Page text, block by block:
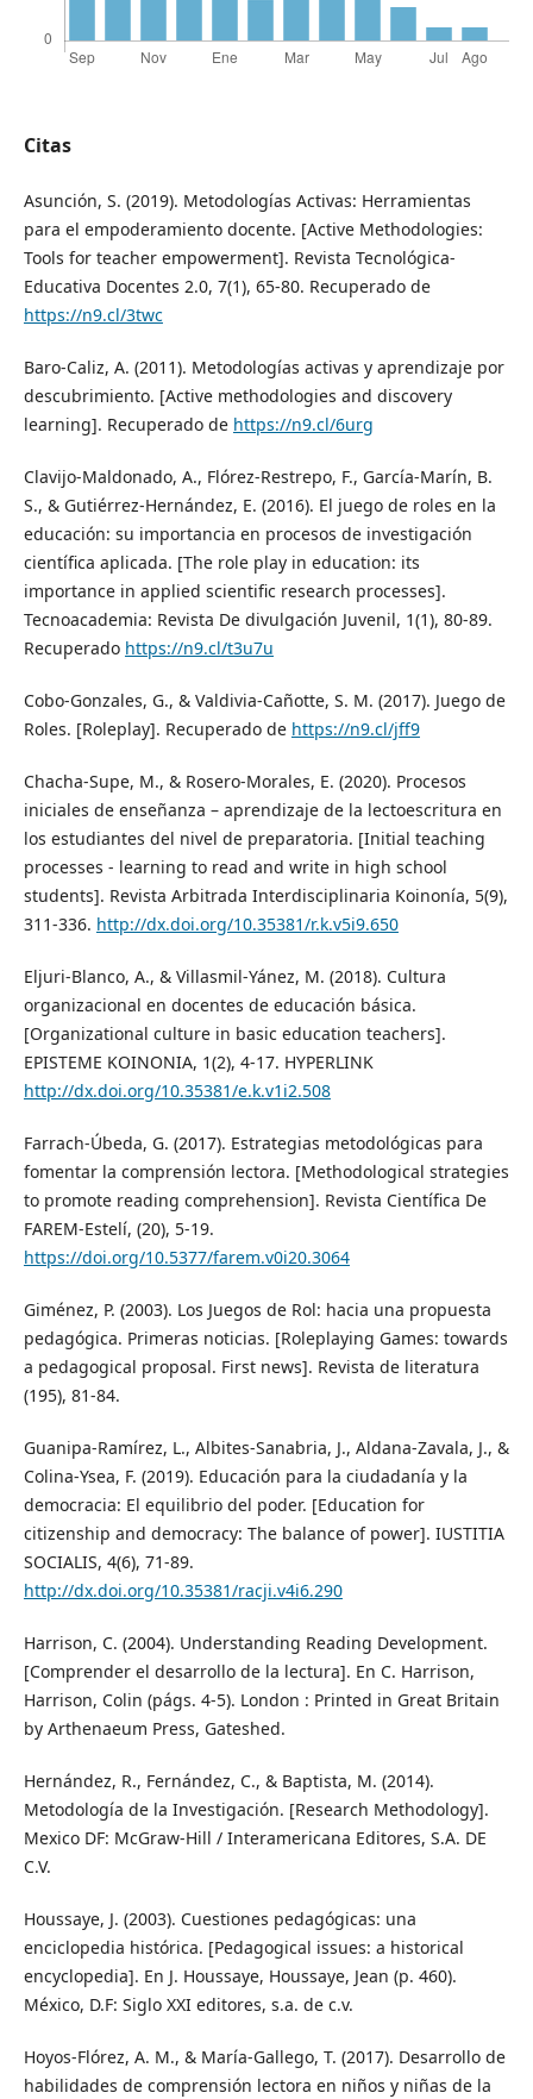
Citas
Asunción, S. (2019). Metodologías Activas: Herramientas
para el empoderamiento docente. [Active Methodologies:
Tools for teacher empowerment]. Revista Tecnológica-
Educativa Docentes 2.0, 7(1), 65-80. Recuperado de
https://n9.cl/3twc
Baro-Caliz, A. (2011). Metodologías activas y aprendizaje por
descubrimiento. [Active methodologies and discovery
learning]. Recuperado de https://n9.cl/6urg
Clavijo-Maldonado, A., Flórez-Restrepo, F., García-Marín, B.
S., & Gutiérrez-Hernández, E. (2016). El juego de roles en la
educación: su importancia en procesos de investigación
científica aplicada. [The role play in education: its
importance in applied scientific research processes].
Tecnoacademia: Revista De divulgación Juvenil, 1(1), 80-89.
Recuperado https://n9.cl/t3u7u
Cobo-Gonzales, G., & Valdivia-Cañotte, S. M. (2017). Juego de
Roles. [Roleplay]. Recuperado de https://n9.cl/jff9
Chacha-Supe, M., & Rosero-Morales, E. (2020). Procesos
iniciales de enseñanza – aprendizaje de la lectoescritura en
los estudiantes del nivel de preparatoria. [Initial teaching
processes - learning to read and write in high school
students]. Revista Arbitrada Interdisciplinaria Koinonía, 5(9),
311-336. http://dx.doi.org/10.35381/r.k.v5i9.650
Eljuri-Blanco, A., & Villasmil-Yánez, M. (2018). Cultura
organizacional en docentes de educación básica.
[Organizational culture in basic education teachers].
EPISTEME KOINONIA, 1(2), 4-17. HYPERLINK
http://dx.doi.org/10.35381/e.k.v1i2.508
Farrach-Úbeda, G. (2017). Estrategias metodológicas para
fomentar la comprensión lectora. [Methodological strategies
to promote reading comprehension]. Revista Científica De
FAREM-Estelí, (20), 5-19.
https://doi.org/10.5377/farem.v0i20.3064
Giménez, P. (2003). Los Juegos de Rol: hacia una propuesta
pedagógica. Primeras noticias. [Roleplaying Games: towards
a pedagogical proposal. First news]. Revista de literatura
(195), 81-84.
Guanipa-Ramírez, L., Albites-Sanabria, J., Aldana-Zavala, J., &
Colina-Ysea, F. (2019). Educación para la ciudadanía y la
democracia: El equilibrio del poder. [Education for
citizenship and democracy: The balance of power]. IUSTITIA
SOCIALIS, 4(6), 71-89.
http://dx.doi.org/10.35381/racji.v4i6.290
Harrison, C. (2004). Understanding Reading Development.
[Comprender el desarrollo de la lectura]. En C. Harrison,
Harrison, Colin (págs. 4-5). London : Printed in Great Britain
by Arthenaeum Press, Gateshed.
Hernández, R., Fernández, C., & Baptista, M. (2014).
Metodología de la Investigación. [Research Methodology].
Mexico DF: McGraw-Hill / Interamericana Editores, S.A. DE
C.V.
Houssaye, J. (2003). Cuestiones pedagógicas: una
enciclopedia histórica. [Pedagogical issues: a historical
encyclopedia]. En J. Houssaye, Houssaye, Jean (p. 460).
México, D.F: Siglo XXI editores, s.a. de c.v.
Hoyos-Flórez, A. M., & María-Gallego, T. (2017). Desarrollo de
habilidades de comprensión lectora en niños y niñas de la